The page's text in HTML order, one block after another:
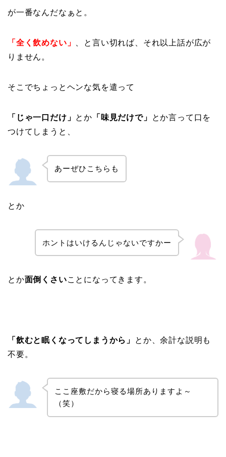
が一番なんだなぁと。
「全く飲めない」
、と言い切れば、それ以上話が広が
りません。
そこでちょっとヘンな気を遣って
「じゃ一口だけ」 とか 「味見だけで」
とか言って口を
つけてしまうと、
あーぜひこちらも
とか
ホントはいけるんじゃないですかー
とか面倒くさいことになってきます。
「飲むと眠くなってしまうから」
とか、余計な説明も
不要。
ここ座敷だから寝る場所ありますよ～
（笑）